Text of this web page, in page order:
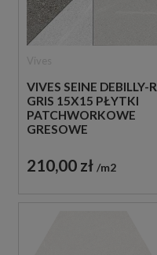
VIVES SEINE DEBILLY-R
GRIS 15X15 PŁYTKI
PATCHWORKOWE
GRESOWE
210,00 zł m2